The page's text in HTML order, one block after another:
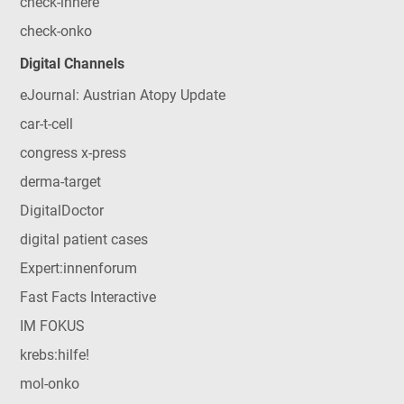
check-onko
Digital Channels
eJournal: Austrian Atopy Update
car-t-cell
congress x-press
derma-target
DigitalDoctor
digital patient cases
Expert:innenforum
Fast Facts Interactive
IM FOKUS
krebs:hilfe!
mol-onko